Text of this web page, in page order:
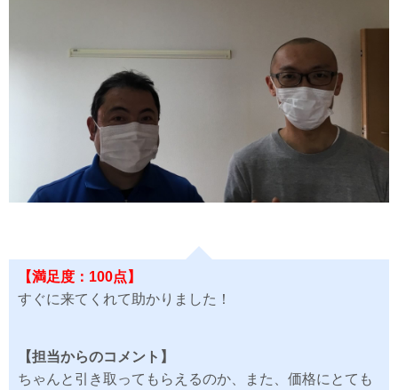
【満足度：100点】
すぐに来てくれて助かりました！
【担当からのコメント】
ちゃんと引き取ってもらえるのか、また、価格にとても